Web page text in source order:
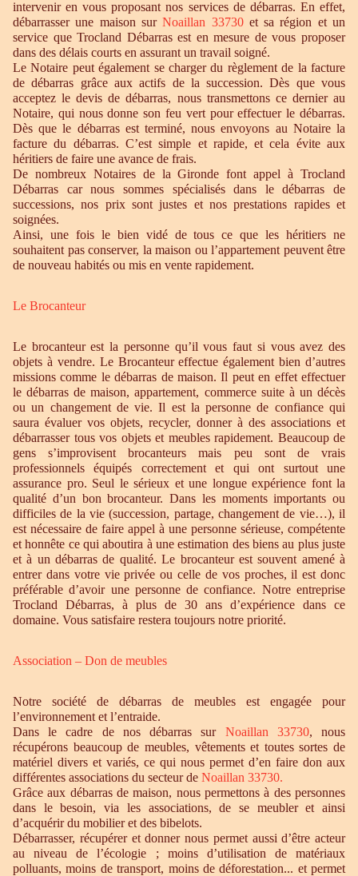
intervenir en vous proposant nos services de débarras. En effet,
débarrasser une maison surNoaillan 33730et sa région et un
service que Trocland Débarras est en mesure de vous proposer
dans des délais courts en assurant un travail soigné.
Le Notaire peut également se charger du règlement de la facture
de débarras grâce aux actifs de la succession. Dès que vous
acceptez le devis de débarras, nous transmettons ce dernier au
Notaire, qui nous donne son feu vert pour effectuer le débarras.
Dès que le débarras est terminé, nous envoyons au Notaire la
facture du débarras. C’est simple et rapide, et cela évite aux
héritiers de faire une avance de frais.
De nombreux Notaires de la Gironde font appel à Trocland
Débarras car nous sommes spécialisés dans le débarras de
successions, nos prix sont justes et nos prestations rapides et
soignées.
Ainsi, une fois le bien vidé de tous ce que les héritiers ne
souhaitent pas conserver, la maison ou l’appartement peuvent être
de nouveau habités ou mis en vente rapidement.
Le Brocanteur
Le brocanteur est la personne qu’il vous faut si vous avez des
objets à vendre. Le Brocanteur effectue également bien d’autres
missions comme le débarras de maison. Il peut en effet effectuer
le débarras de maison, appartement, commerce suite à un décès
ou un changement de vie. Il est la personne de confiance qui
saura évaluer vos objets, recycler, donner à des associations et
débarrasser tous vos objets et meubles rapidement. Beaucoup de
gens s’improvisent brocanteurs mais peu sont de vrais
professionnels équipés correctement et qui ont surtout une
assurance pro. Seul le sérieux et une longue expérience font la
qualité d’un bon brocanteur. Dans les moments importants ou
difficiles de la vie (succession, partage, changement de vie…), il
est nécessaire de faire appel à une personne sérieuse, compétente
et honnête ce qui aboutira à une estimation des biens au plus juste
et à un débarras de qualité. Le brocanteur est souvent amené à
entrer dans votre vie privée ou celle de vos proches, il est donc
préférable d’avoir une personne de confiance. Notre entreprise
Trocland Débarras, à plus de 30 ans d’expérience dans ce
domaine. Vous satisfaire restera toujours notre priorité.
Association – Don de meubles
Notre société de débarras de meubles est engagée pour
l’environnement et l’entraide.
Dans le cadre de nos débarras sur Noaillan 33730, nous
récupérons beaucoup de meubles, vêtements et toutes sortes de
matériel divers et variés, ce qui nous permet d’en faire don aux
différentes associations du secteur de Noaillan 33730.
Grâce aux débarras de maison, nous permettons à des personnes
dans le besoin, via les associations, de se meubler et ainsi
d’acquérir du mobilier et des bibelots.
Débarrasser, récupérer et donner nous permet aussi d’être acteur
au niveau de l’écologie ; moins d’utilisation de matériaux
polluants, moins de transport, moins de déforestation... et permet